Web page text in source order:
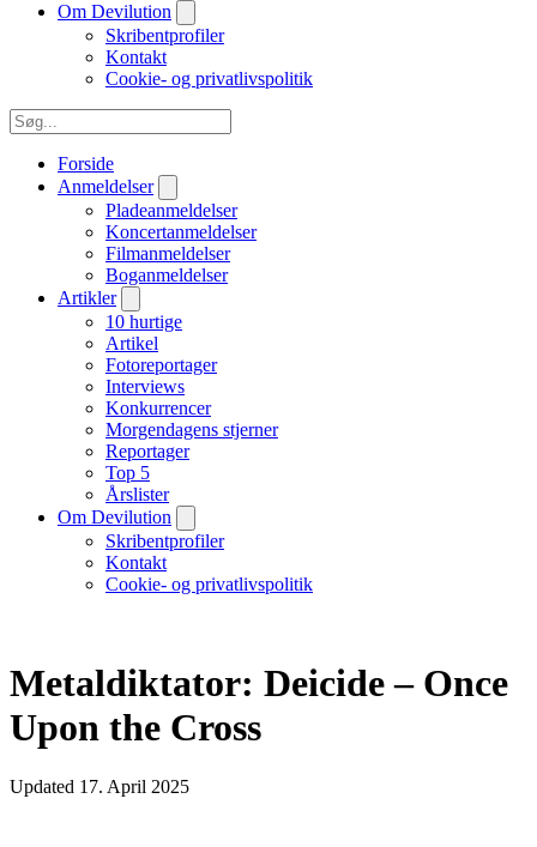
Om Devilution
Skribentprofiler
Kontakt
Cookie- og privatlivspolitik
Forside
Anmeldelser
Pladeanmeldelser
Koncertanmeldelser
Filmanmeldelser
Boganmeldelser
Artikler
10 hurtige
Artikel
Fotoreportager
Interviews
Konkurrencer
Morgendagens stjerner
Reportager
Top 5
Årslister
Om Devilution
Skribentprofiler
Kontakt
Cookie- og privatlivspolitik
Metaldiktator: Deicide – Once
Upon the Cross
Updated 17. April 2025